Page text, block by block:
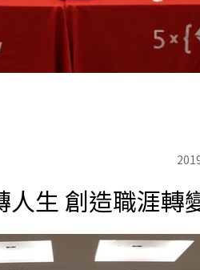
人生 創造職涯轉